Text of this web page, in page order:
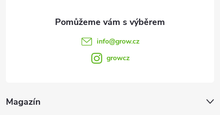
Magazín
info@grow.cz
growcz